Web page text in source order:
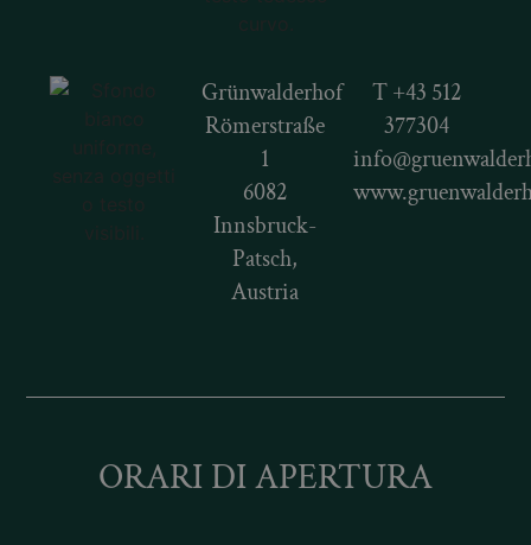
Grünwalderhof
Römerstraße
1
6082
Innsbruck-
Patsch,
Austria
T+43 512
377304
ORARI DI APERTURA